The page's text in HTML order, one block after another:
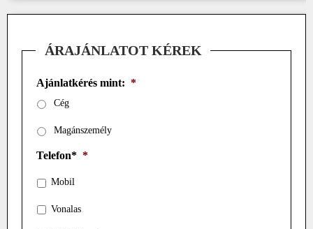
ÁRAJÁNLATOT KÉREK
Ajánlatkérés mint: *
Cég
Magánszemély
Telefon* *
Mobil
Vonalas